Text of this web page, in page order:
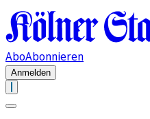
AboAbonnieren
Anmelden